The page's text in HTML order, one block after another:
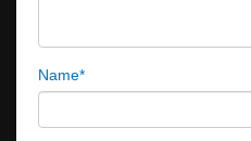
Name*